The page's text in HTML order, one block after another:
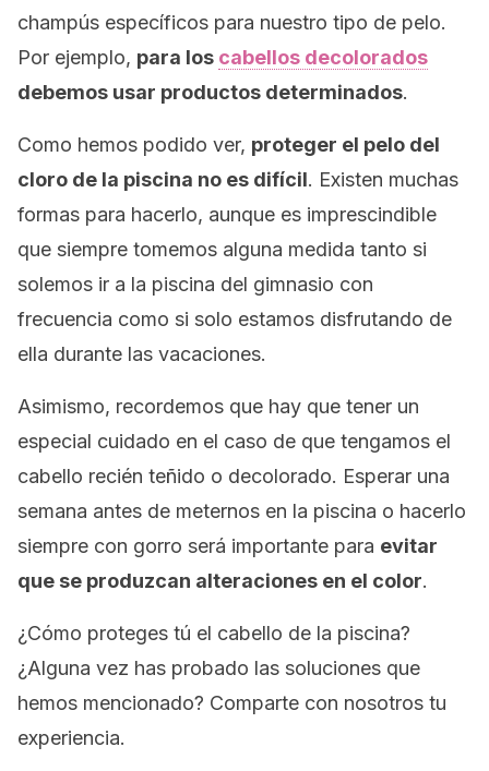
champús específicos para nuestro tipo de pelo.
Por ejemplo, para los cabellos decolorados
debemos usar productos determinados.
Como hemos podido ver, proteger el pelo del
cloro de la piscina no es difícil. Existen muchas
formas para hacerlo, aunque es imprescindible
que siempre tomemos alguna medida tanto si
solemos ir a la piscina del gimnasio con
frecuencia como si solo estamos disfrutando de
ella durante las vacaciones.
Asimismo, recordemos que hay que tener un
especial cuidado en el caso de que tengamos el
cabello recién teñido o decolorado. Esperar una
semana antes de meternos en la piscina o hacerlo
siempre con gorro será importante para evitar
que se produzcan alteraciones en el color.
¿Cómo proteges tú el cabello de la piscina?
¿Alguna vez has probado las soluciones que
hemos mencionado? Comparte con nosotros tu
experiencia.